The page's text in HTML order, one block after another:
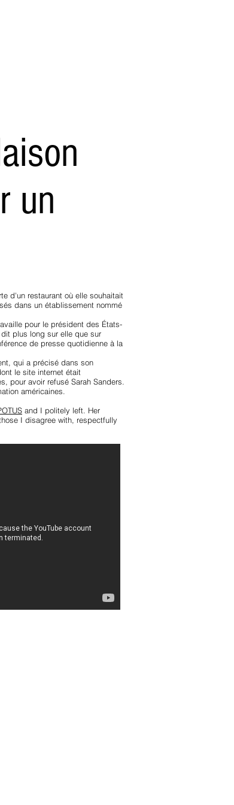
un
d'un restaurant où elle souhaitait
dans un établissement nommé
pour le président des États-
plus long sur elle que sur
de presse quotidienne à la
qui a précisé dans son
le site internet était
pour avoir refusé Sarah Sanders.
américaines.
and I politely left. Her
I disagree with, respectfully